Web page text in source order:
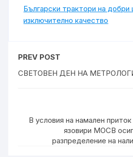
Български трактори на добри
изключително качество
PREV POST
СВЕТОВЕН ДЕН НА
В условия на намален
язовири МОСВ
разпределение на